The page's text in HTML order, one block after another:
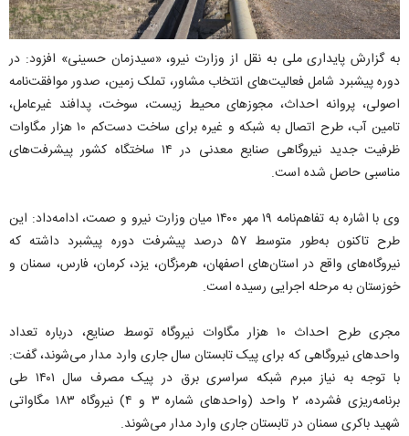
به گزارش پایداری ملی به نقل از وزارت نیرو، «سیدزمان حسینی» افزود: در
دوره پیشبرد شامل فعالیت‌های انتخاب مشاور، تملک زمین، صدور موافقت‌نامه
اصولی، پروانه احداث، مجوزهای محیط زیست، سوخت، پدافند غیرعامل،
تامین آب، طرح اتصال به شبکه و غیره برای ساخت دست‌کم ۱۰ هزار مگاوات
ظرفیت جدید نیروگاهی صنایع معدنی در ۱۴ ساختگاه کشور پیشرفت‌های
مناسبی حاصل شده است.
وی با اشاره به تفاهم‌نامه ۱۹ مهر ۱۴۰۰ میان وزارت نیرو و صمت، ادامه‌داد: این
طرح تاکنون به‌طور متوسط ۵۷ درصد پیشرفت دوره پیشبرد داشته که
نیروگاه‌های واقع در استان‌های اصفهان، هرمزگان، یزد، کرمان، فارس، سمنان و
خوزستان به مرحله اجرایی رسیده است.
مجری طرح احداث ۱۰ هزار مگاوات نیروگاه توسط صنایع، درباره تعداد
واحدهای نیروگاهی که برای پیک تابستان سال جاری وارد مدار می‌شوند، گفت:
با توجه به نیاز مبرم شبکه سراسری برق در پیک مصرف سال ۱۴۰۱ طی
برنامه‌ریزی فشرده، ۲ واحد (واحدهای شماره ۳ و ۴) نیروگاه ۱۸۳ مگاواتی
شهید باکری سمنان در تابستان جاری وارد مدار می‌شوند.